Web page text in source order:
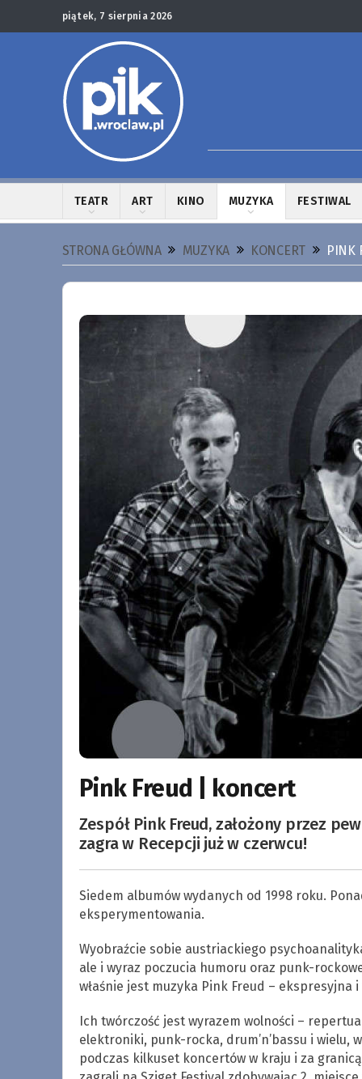
piątek, 7 sierpnia 2026
TEATR ART KINO MUZYKA FESTIWAL
STRONA GŁÓWNA MUZYKA KONCERT PINK
Pink Freud | koncert
Zespół Pink Freud, założony przez
zagra w Recepcji już w czerwcu!
Siedem albumów wydanych od 1998 roku.
eksperymentowania.
Wyobraźcie sobie austriackiego
ale i wyraz poczucia humoru oraz punk-
właśnie jest muzyka Pink Freud – ekspresyjna
Ich twórczość jest wyrazem wolności –
elektroniki, punk-rocka, drum’n’bassu i wielu,
podczas kilkuset koncertów w kraju i za